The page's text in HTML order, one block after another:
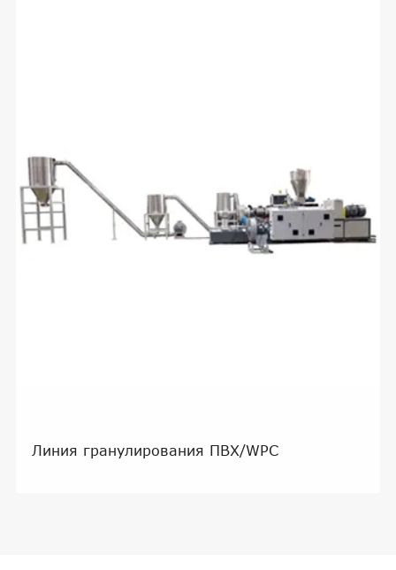
Линия гранулирования ПВХ/WPC